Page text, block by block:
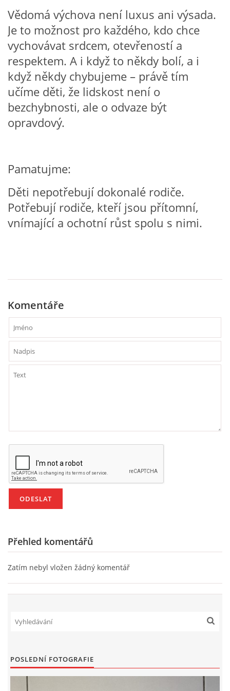
HALLOWEEN
DUŠIČKY
SVATÝ MARTIN
SVATÁ KATEŘINA 25.LISTOPADU
MIKULÁŠ, ČERTI
MASOPUST
SVĚTOVÝ DEN VODY 22. BŘEZEN
KREATIVNÍ OVOCNÉ A ZELENINOVÉ MLSÁNÍ
RECENZE NA KNIHY
RECENZE NA HRAČKY
UČTE DĚTI PROŽITKEM
ŠABLONY
POLYTECHNICKÉ ČINNOSTI
PORTFÓLIO DÍTĚTE
MOTIVAČNÍ CITÁTY PRO UČITELE
Vědomá výchova není luxus ani výsada.
Je to možnost pro každého, kdo chce
vychovávat srdcem, otevřeností a
respektem. A i když to někdy bolí, a i
když někdy chybujeme – právě tím
učíme děti, že lidskost není o
bezchybnosti, ale o odvaze být
opravdový.
Pamatujme:
Děti nepotřebují dokonalé rodiče.
Potřebují rodiče, kteří jsou přítomní,
vnímající a ochotní růst spolu s nimi.
Komentáře
Přehled komentářů
Zatím nebyl vložen žádný komentář
POSLEDNÍ FOTOGRAFIE